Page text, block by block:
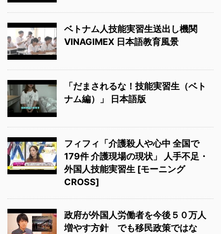
ベトナム人技能実習生送出し機関
VINAGIMEX 日本語教育風景
「だまされるな！技能実習生（ベト
ナム編）」 日本語版
フィフィ「介護殺人や心中 全国で
179件 介護現場の現状」 人手不足・
外国人技能実習生 [モーニング
CROSS]
政府が外国人労働者を今後５０万人
増やす方針 でも移民政策ではな